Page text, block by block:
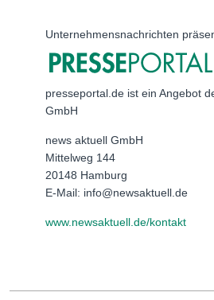
Unternehmensnachrichten
presseportal.de ist ein Angebot
GmbH
news aktuell GmbH
Mittelweg 144
20148 Hamburg
E-Mail: info@newsaktuell.de
www.newsaktuell.de/kontakt